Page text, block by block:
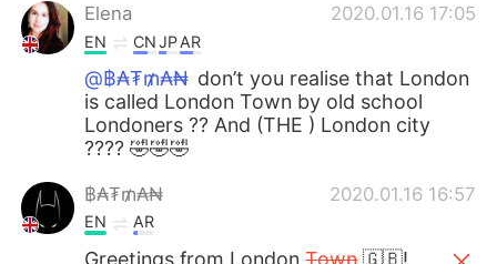
Elena 2020.01.16 17:05
EN CNJPAR
@฿₳₮₥₳₦ don’t you realise that London
is called London Town by old school
Londoners ?? And (THE ) London city
???? 🤣🤣🤣
฿₳₮₥₳₦ 2020.01.16 16:57
EN AR
Greetings from LondonTown🇬🇧!